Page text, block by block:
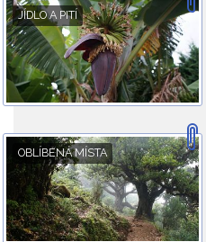
JÍDLO A PITÍ
OBLÍBENÁ MÍSTA